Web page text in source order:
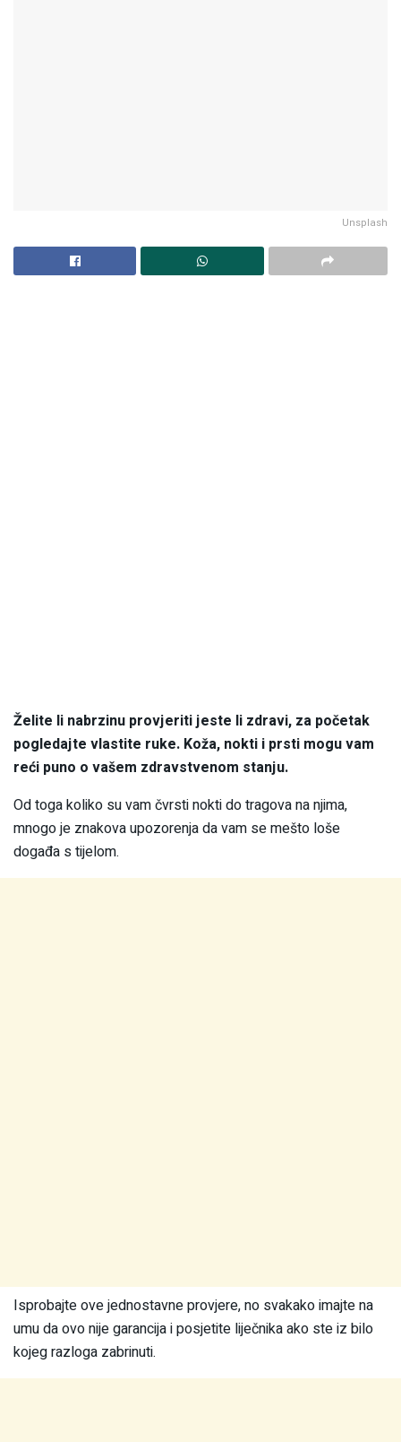
Unsplash
Želite li nabrzinu provjeriti jeste li zdravi, za početak
pogledajte vlastite ruke. Koža, nokti i prsti mogu vam
reći puno o vašem zdravstvenom stanju.
Od toga koliko su vam čvrsti nokti do tragova na njima,
mnogo je znakova upozorenja da vam se mešto loše
događa s tijelom.
Isprobajte ove jednostavne provjere, no svakako imajte na
umu da ovo nije garancija i posjetite liječnika ako ste iz bilo
kojeg razloga zabrinuti.